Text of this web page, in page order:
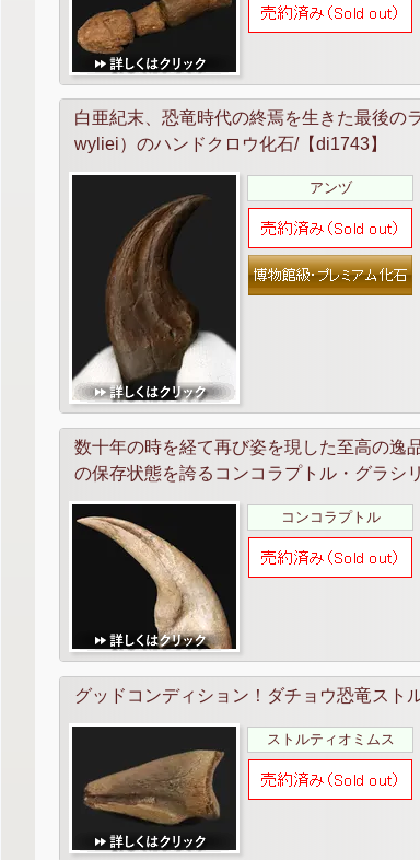
白亜紀末、恐竜時代の終焉を生きた最後の
wyliei）のハンドクロウ化石/【di1743】
アンヅ
数十年の時を経て再び姿を現した至高の逸
の保存状態を誇るコンコラプトル・グラシ
コンコラプトル
グッドコンディション！ダチョウ恐竜スト
ストルティオミムス